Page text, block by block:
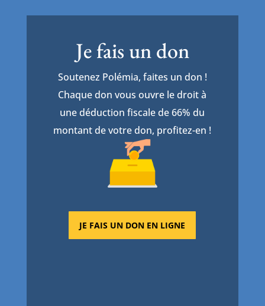
Je fais un don
Soutenez Polémia, faites un don !
Chaque don vous ouvre le droit à
une déduction fiscale de 66% du
montant de votre don, profitez-en !
JE FAIS UN DON EN LIGNE